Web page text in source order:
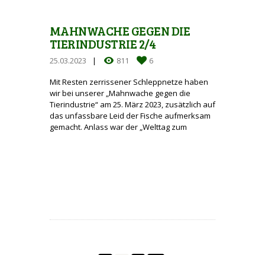
MAHNWACHE GEGEN DIE
TIERINDUSTRIE 2/4
25.03.2023 811 6
Mit Resten zerrissener Schleppnetze haben
wir bei unserer „Mahnwache gegen die
Tierindustrie“ am 25. März 2023, zusätzlich auf
das unfassbare Leid der Fische aufmerksam
gemacht. Anlass war der „Welttag zum